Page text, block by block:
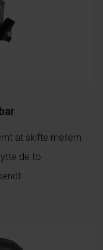
at skifte mellem
de to